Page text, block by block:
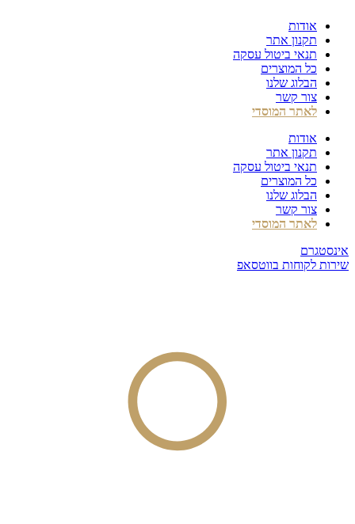
לתוכן
אודות
תקנון אתר
תנאי ביטול עסקה
כל המוצרים
הבלוג שלנו
צור קשר
לאתר המוסדי
אודות
תקנון אתר
תנאי ביטול עסקה
כל המוצרים
הבלוג שלנו
צור קשר
לאתר המוסדי
אינסטגרם
שירות לקוחות בווטסאפ